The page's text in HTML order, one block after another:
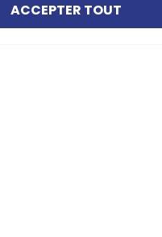
ACCEPTER TOUT